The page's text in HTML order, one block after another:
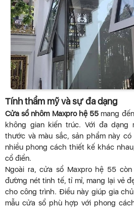
Tính thẩm mỹ và sự đa dạng
Cửa sổ nhôm Maxpro hệ 55 mang
không gian kiến trúc. Với đa dạng
thước và màu sắc, sản phẩm này
nhiều phong cách thiết kế khác
cổ điển.
Ngoài ra, cửa sổ Maxpro hệ 55
đường nét tinh tế, tỉ mỉ, mang lại vẻ
cho công trình. Điều này giúp gia
mẫu cửa sổ phù hợp với phong